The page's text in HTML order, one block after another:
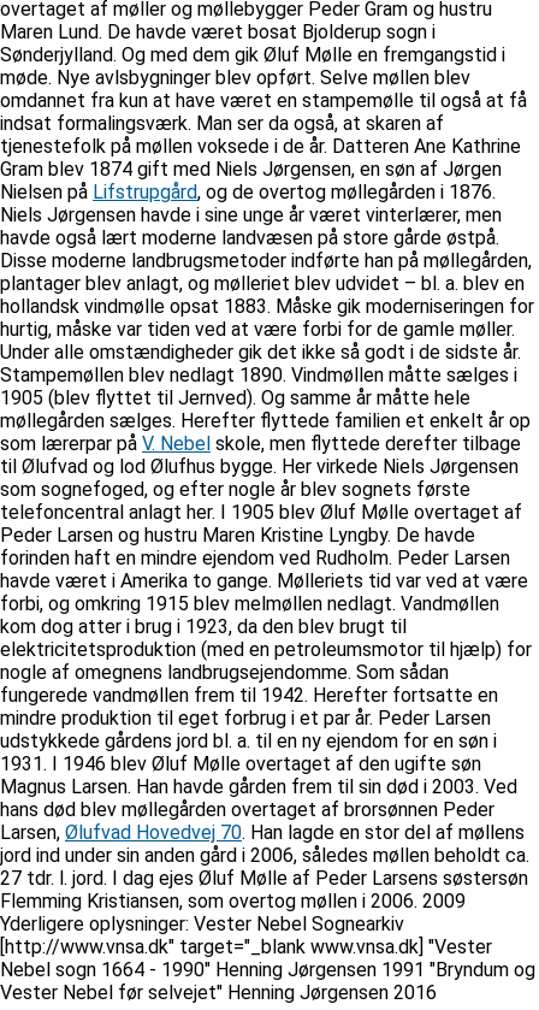
overtaget af møller og møllebygger Peder Gram og hustru
Maren Lund. De havde været bosat Bjolderup sogn i
Sønderjylland. Og med dem gik Øluf Mølle en fremgangstid i
møde. Nye avlsbygninger blev opført. Selve møllen blev
omdannet fra kun at have været en stampemølle til også at få
indsat formalingsværk. Man ser da også, at skaren af
tjenestefolk på møllen voksede i de år. Datteren Ane Kathrine
Gram blev 1874 gift med Niels Jørgensen, en søn af Jørgen
Nielsen på Lifstrupgård, og de overtog møllegården i 1876.
Niels Jørgensen havde i sine unge år været vinterlærer, men
havde også lært moderne landvæsen på store gårde østpå.
Disse moderne landbrugsmetoder indførte han på møllegården,
plantager blev anlagt, og mølleriet blev udvidet – bl. a. blev en
hollandsk vindmølle opsat 1883. Måske gik moderniseringen for
hurtig, måske var tiden ved at være forbi for de gamle møller.
Under alle omstændigheder gik det ikke så godt i de sidste år.
Stampemøllen blev nedlagt 1890. Vindmøllen måtte sælges i
1905 (blev flyttet til Jernved). Og samme år måtte hele
møllegården sælges. Herefter flyttede familien et enkelt år op
som lærerpar på V. Nebel skole, men flyttede derefter tilbage
til Ølufvad og lod Ølufhus bygge. Her virkede Niels Jørgensen
som sognefoged, og efter nogle år blev sognets første
telefoncentral anlagt her. I 1905 blev Øluf Mølle overtaget af
Peder Larsen og hustru Maren Kristine Lyngby. De havde
forinden haft en mindre ejendom ved Rudholm. Peder Larsen
havde været i Amerika to gange. Mølleriets tid var ved at være
forbi, og omkring 1915 blev melmøllen nedlagt. Vandmøllen
kom dog atter i brug i 1923, da den blev brugt til
elektricitetsproduktion (med en petroleumsmotor til hjælp) for
nogle af omegnens landbrugsejendomme. Som sådan
fungerede vandmøllen frem til 1942. Herefter fortsatte en
mindre produktion til eget forbrug i et par år. Peder Larsen
udstykkede gårdens jord bl. a. til en ny ejendom for en søn i
1931. I 1946 blev Øluf Mølle overtaget af den ugifte søn
Magnus Larsen. Han havde gården frem til sin død i 2003. Ved
hans død blev møllegården overtaget af brorsønnen Peder
Larsen, Ølufvad Hovedvej 70. Han lagde en stor del af møllens
jord ind under sin anden gård i 2006, således møllen beholdt ca.
27 tdr. l. jord. I dag ejes Øluf Mølle af Peder Larsens søstersøn
Flemming Kristiansen, som overtog møllen i 2006. 2009
Yderligere oplysninger: Vester Nebel Sognearkiv
[http://www.vnsa.dk" target="_blank www.vnsa.dk] "Vester
Nebel sogn 1664 - 1990" Henning Jørgensen 1991 "Bryndum og
Vester Nebel før selvejet" Henning Jørgensen 2016